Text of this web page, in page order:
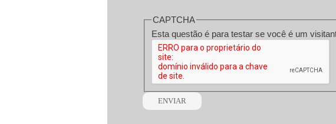
CAPTCHA